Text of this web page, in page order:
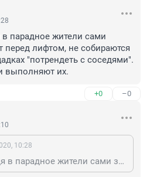
парадное жители сами
перед лифтом, не собираются
"потрендеть с соседями".
выполняют их.
+0 –0
10:28
В Финляндии заходя в парадное жители сами замолкают. Не вопят перед лифтом, не собираются на лестничных площадках "потрендеть с соседями". Они знают правила и выполняют их.